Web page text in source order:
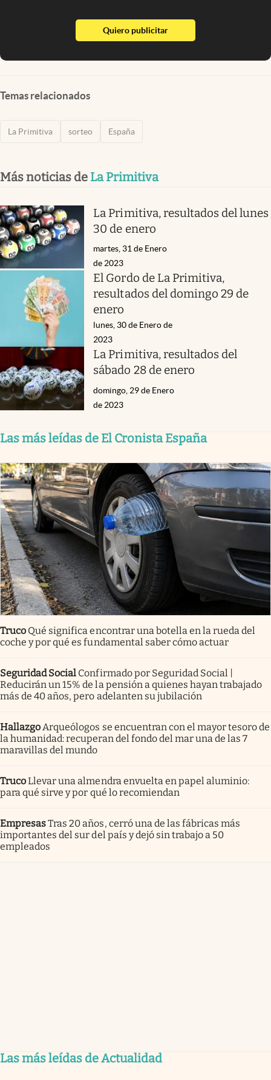
Quiero publicitarabre en nueva pestaña
Temas relacionados
La Primitiva sorteo España
Más noticias de La Primitiva
La Primitiva, resultados del lunes
30 de enero
martes, 31 de Enero
de 2023
El Gordo de La Primitiva,
resultados del domingo 29 de
enero
lunes, 30 de Enero de
2023
La Primitiva, resultados del
sábado 28 de enero
domingo, 29 de Enero
de 2023
Las más leídas de El Cronista España
Truco Qué significa encontrar una botella en la rueda del
coche y por qué es fundamental saber cómo actuar
Seguridad Social Confirmado por Seguridad Social |
Reducirán un 15% de la pensión a quienes hayan trabajado
más de 40 años, pero adelanten su jubilación
Hallazgo Arqueólogos se encuentran con el mayor tesoro de
la humanidad: recuperan del fondo del mar una de las 7
maravillas del mundo
TrucoLlevar una almendra envuelta en papel aluminio:
para qué sirve y por qué lo recomiendan
EmpresasTras 20 años, cerró una de las fábricas más
importantes del sur del país y dejó sin trabajo a 50
empleados
Las más leídas de Actualidad